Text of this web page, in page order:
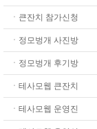
ㆍ큰잔치 참가신청
ㆍ정모벙개 사진방
ㆍ정모벙개 후기방
ㆍ테사모웹 큰잔치
ㆍ테사모웹 운영진